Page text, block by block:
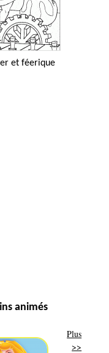
et féerique
animés
Plus
>>